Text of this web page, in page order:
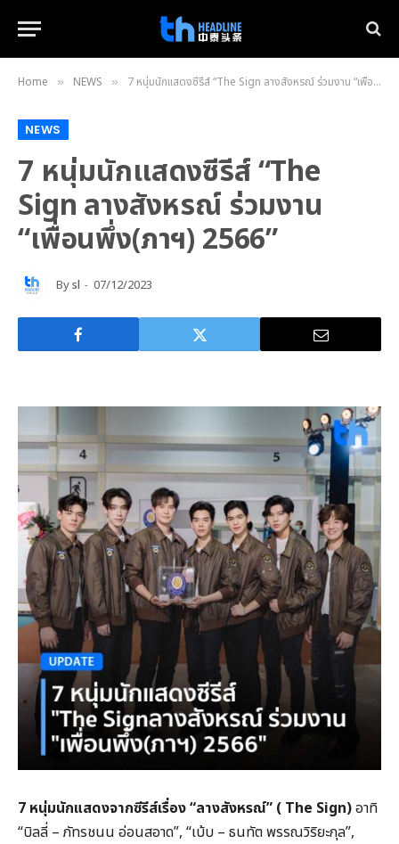
Home » NEWS » 7 หนุ่มนักแสดงซีรีส์ “The Sign ลางสังหรณ์ ร่วมงาน “เพื่อนพึ่ง(ภาฯ) 2566”
NEWS
7 หนุ่มนักแสดงซีรีส์ “The
Sign ลางสังหรณ์ ร่วมงาน
“เพื่อนพึ่ง(ภาฯ) 2566”
Bysl 07/12/2023
7 หนุ่มนักแสดงจากซีรีส์เรื่อง “ลางสังหรณ์” ( The Sign)อาทิ
“บิลลี่ – ภัทรชนน อ่อนสอาด”, “เบ้บ – ธนทัต พรรณวิริยะกุล”,